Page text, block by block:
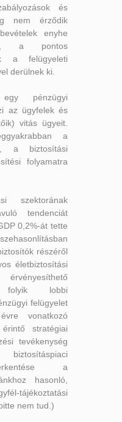
és
nem érződik
enyhe
a pontos
a felügyeleti
derülnek ki.
pénzügyi
az ügyfelek és
vitás ügyeit.
a
a biztosítási
folyamatra
szektorának
tendenciát
0,2%-át tette
részéről
életbiztosítási
folyik lobbi
felügyelet
vonatkozó
stratégiai
tevékenység
a
hasonló,
nem tud.)